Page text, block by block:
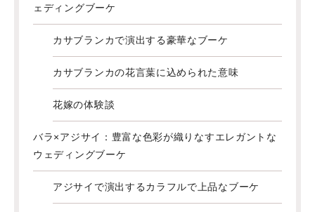
ェディングブーケ
カサブランカで演出する豪華なブーケ
カサブランカの花言葉に込められた意味
花嫁の体験談
バラ×アジサイ：豊富な色彩が織りなすエレガントな
ウェディングブーケ
アジサイで演出するカラフルで上品なブーケ